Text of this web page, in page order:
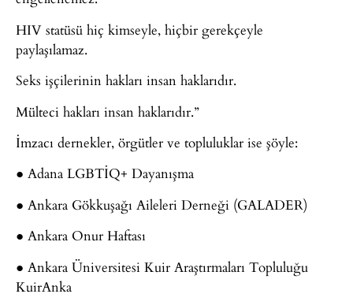
HIV statüsü hiç kimseyle, hiçbir gerekçeyle
paylaşılamaz.
Seks işçilerinin hakları insan haklarıdır.
Mülteci hakları insan haklarıdır.”
İmzacı dernekler, örgütler ve topluluklar ise şöyle:
● Adana LGBTİQ+ Dayanışma
● Ankara Gökkuşağı Aileleri Derneği (GALADER)
● Ankara Onur Haftası
● Ankara Üniversitesi Kuir Araştırmaları Topluluğu
KuirAnka